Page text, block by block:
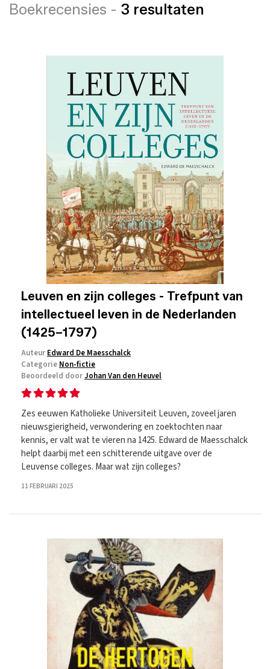
Boekrecensies - 3 resultaten
Leuven en zijn colleges - Trefpunt van
intellectueel leven in de Nederlanden
(1425–1797)
Auteur Edward De Maesschalck
Categorie Non-fictie
Beoordeeld doorJohan Van den Heuvel
Zes eeuwen Katholieke Universiteit Leuven, zoveel jaren
nieuwsgierigheid, verwondering en zoektochten naar
kennis, er valt wat te vieren na 1425. Edward de Maesschalck
helpt daarbij met een schitterende uitgave over de
Leuvense colleges. Maar wat zijn colleges?
11 FEBRUARI 2025